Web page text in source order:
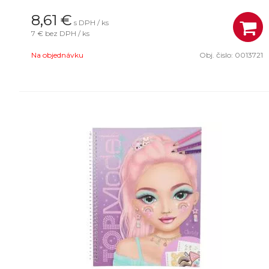
8,61 € s DPH / ks
7 € bez DPH / ks
Na objednávku Obj. čislo: 0013721